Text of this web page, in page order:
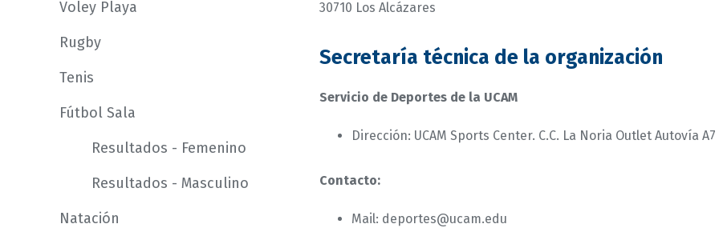
Voley Playa
Rugby
Tenis
Fútbol Sala
Resultados - Femenino
Resultados - Masculino
Natación
30710 Los Alcázares
Secretaría técnica de la organización
Servicio de Deportes de la UCAM
Dirección: UCAM Sports Center. C.C. La Noria Outlet Autovía
Contacto:
Mail: deportes@ucam.edu